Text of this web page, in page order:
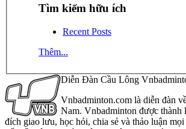
Tìm kiếm hữu ích
Recent Posts
Thêm...
Diễn Đàn Cầu Lông
Vnbadminton.com là diễn đàn
Nam. Vnbadminton được thành
đích giao lưu, học hỏi, chia sẻ và thảo luận